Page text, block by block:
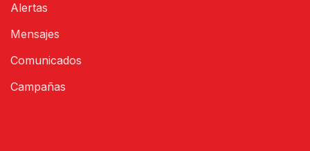
Alertas
Mensajes
Comunicados
Campañas